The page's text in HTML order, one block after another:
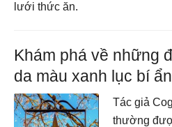
lưới thức ăn.
Khám phá về những
da màu xanh lục bí
Tác giả
thường